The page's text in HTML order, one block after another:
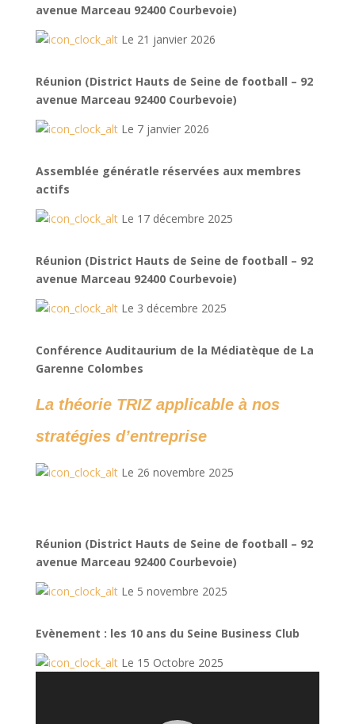
avenue Marceau 92400 Courbevoie)
Le 21 janvier 2026
Réunion (District Hauts de Seine de football – 92
avenue Marceau 92400 Courbevoie)
Le 7 janvier 2026
Assemblée génératle réservées aux membres
actifs
Le 17 décembre 2025
Réunion (District Hauts de Seine de football – 92
avenue Marceau 92400 Courbevoie)
Le 3 décembre 2025
Conférence Auditaurium de la Médiatèque de La
Garenne Colombes
La théorie TRIZ applicable à nos
stratégies d’entreprise
Le 26 novembre 2025
Réunion (District Hauts de Seine de football – 92
avenue Marceau 92400 Courbevoie)
Le 5 novembre 2025
Evènement : les 10 ans du Seine Business Club
Le 15 Octobre 2025